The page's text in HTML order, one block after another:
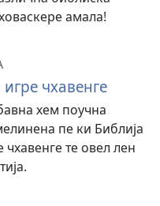
амала!
чхавенге
хем поучна
пе ки Библија
те овел лен